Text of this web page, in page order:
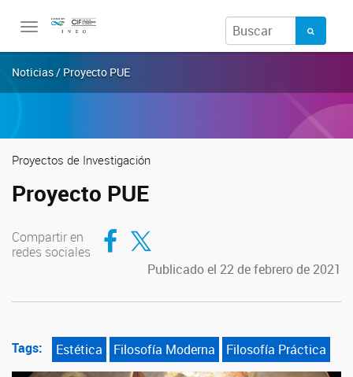
Toggle
Noticias / Proyecto PUE
Proyectos de Investigación
Proyecto PUE
Compartir en
redes sociales
Compartir en Facebook
Compartir en Twitter
Publicado el 22 de febrero de 2021
Tags: Estética Filosofía Moderna Filosofía Práctica